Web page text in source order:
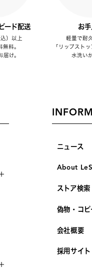
ード配送
）以上
料。
け。
お
軽量で耐
「リップスト
水洗い
ニュース
About
ストア検索
偽物・コ
会社概要
採用サイト